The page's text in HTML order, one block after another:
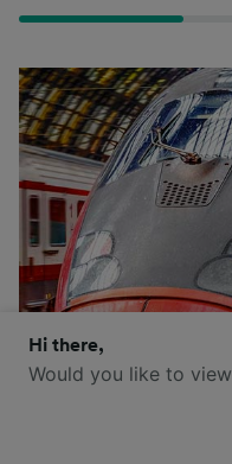
Italo est la marque
Hi there,
Would you like to